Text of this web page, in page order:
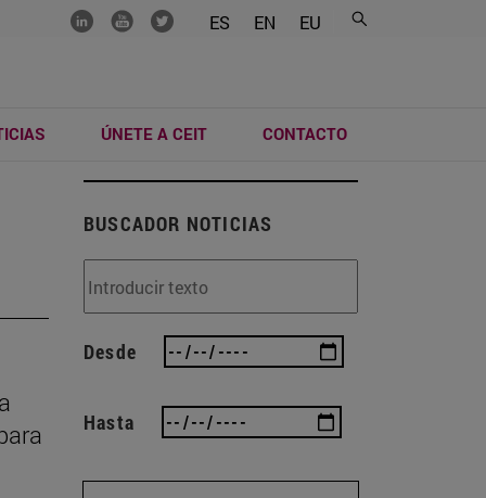
ES EN EU
....... ....... .......
ÚNETE A CEIT CONTACTO
BUSCADOR NOTICIAS
Desde
Hasta